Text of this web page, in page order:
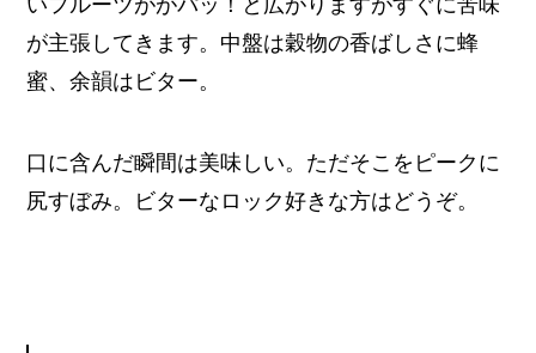
いフルーツががパッ！と広がりますがすぐに苦味
が主張してきます。中盤は穀物の香ばしさに蜂
蜜、余韻はビター。
口に含んだ瞬間は美味しい。ただそこをピークに
尻すぼみ。ビターなロック好きな方はどうぞ。